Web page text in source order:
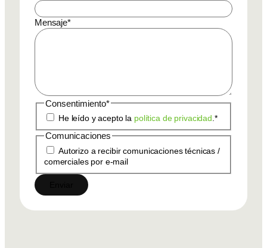
Mensaje*
Consentimiento*
He leído y acepto la política de privacidad.*
Comunicaciones
Autorizo a recibir comunicaciones técnicas /
comerciales por e-mail